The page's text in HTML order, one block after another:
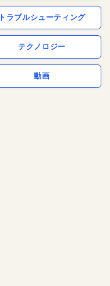
トラブルシューティング
テクノロジー
動画